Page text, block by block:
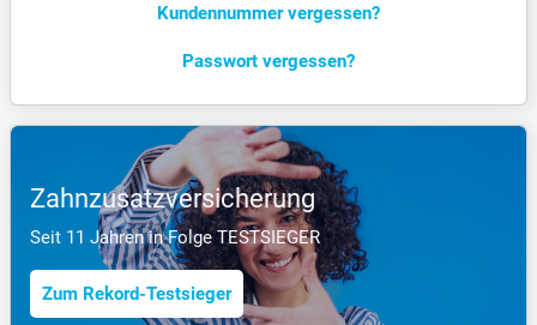
Kunden­nummer vergessen?
Passwort vergessen?
Zahnzusatzversicherung
Seit 11 Jahren in Folge TESTSIEGER
Zum Rekord-Testsieger